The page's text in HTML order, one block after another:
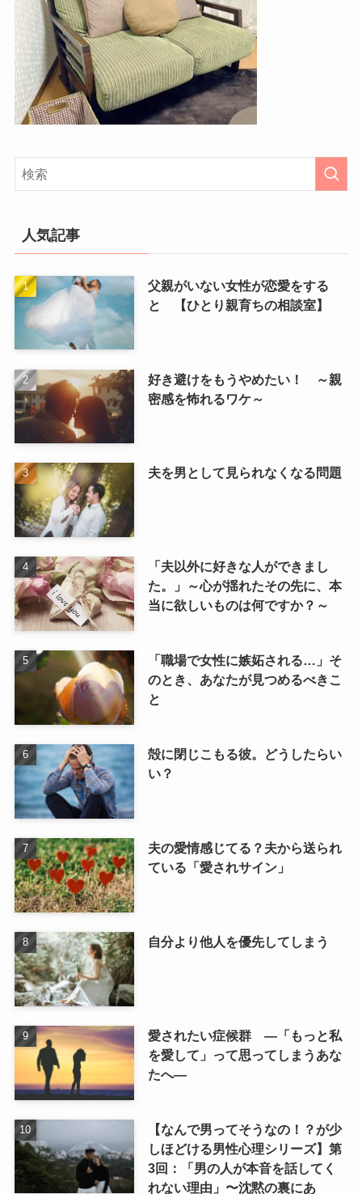
人気記事
父親がいない女性が恋愛をする
と 【ひとり親育ちの相談室】
好き避けをもうやめたい！ ～親
密感を怖れるワケ～
夫を男として見られなくなる問題
「夫以外に好きな人ができまし
た。」～心が揺れたその先に、本
当に欲しいものは何ですか？～
「職場で女性に嫉妬される…」そ
のとき、あなたが見つめるべきこ
と
殻に閉じこもる彼。どうしたらい
い？
夫の愛情感じてる？夫から送られ
ている「愛されサイン」
自分より他人を優先してしまう
愛されたい症候群 ―「もっと私
を愛して」って思ってしまうあな
たへ―
【なんで男ってそうなの！？が少
しほどける男性心理シリーズ】第
3回：「男の人が本音を話してく
れない理由」〜沈黙の裏にあ